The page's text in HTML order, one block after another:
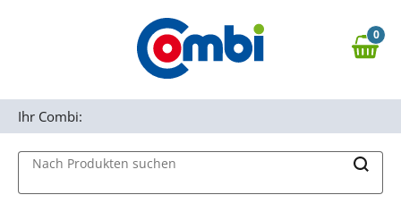
Zur Navigation springen
0,00 €
0
Nach Produkten suchen
Ihr Combi: